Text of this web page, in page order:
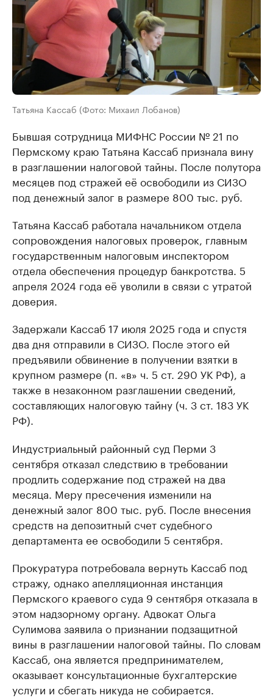
Татьяна Кассаб (Фото: Михаил Лобанов)
Бывшая сотрудница МИФНС России № 21 по
Пермскому краю Татьяна Кассаб признала вину
в разглашении налоговой тайны. После полутора
месяцев под стражей её освободили из СИЗО
под денежный залог в размере 800 тыс. руб.
Татьяна Кассаб работала начальником отдела
сопровождения налоговых проверок, главным
государственным налоговым инспектором
отдела обеспечения процедур банкротства. 5
апреля 2024 года её уволили в связи с утратой
доверия.
Задержали Кассаб 17 июля 2025 года и спустя
два дня отправили в СИЗО. После этого ей
предъявили обвинение в получении взятки в
крупном размере (п. «в» ч. 5 ст. 290 УК РФ), а
также в незаконном разглашении сведений,
составляющих налоговую тайну (ч. 3 ст. 183 УК
РФ).
Индустриальный районный суд Перми 3
сентября отказал следствию в требовании
продлить содержание под стражей на два
месяца. Меру пресечения изменили на
денежный залог 800 тыс. руб. После внесения
средств на депозитный счет судебного
департамента ее освободили 5 сентября.
Прокуратура потребовала вернуть Кассаб под
стражу, однако апелляционная инстанция
Пермского краевого суда 9 сентября отказала в
этом надзорному органу. Адвокат Ольга
Сулимова заявила о признании подзащитной
вины в разглашении налоговой тайны. По словам
Кассаб, она является предпринимателем,
оказывает консультационные бухгалтерские
услуги и сбегать никуда не собирается.